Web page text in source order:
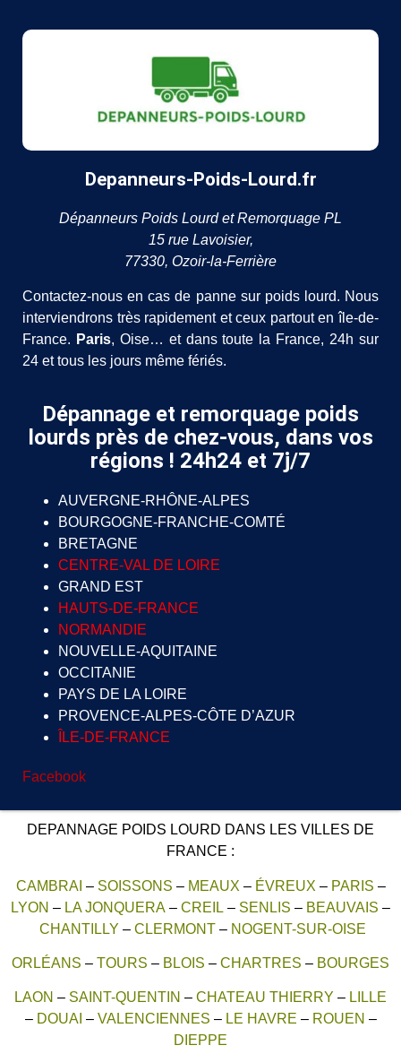
Depanneurs-Poids-Lourd.fr
Dépanneurs Poids Lourd et Remorquage PL
15 rue Lavoisier,
77330, Ozoir-la-Ferrière
Contactez-nous en cas de panne sur poids lourd. Nous
interviendrons très rapidement et ceux partout en île-de-
France. Paris, Oise… et dans toute la France, 24h sur
24 et tous les jours même fériés.
Dépannage et remorquage poids
lourds près de chez-vous, dans vos
régions ! 24h24 et 7j/7
AUVERGNE-RHÔNE-ALPES
BOURGOGNE-FRANCHE-COMTÉ
BRETAGNE
CENTRE-VAL DE LOIRE
GRAND EST
HAUTS-DE-FRANCE
NORMANDIE
NOUVELLE-AQUITAINE
OCCITANIE
PAYS DE LA LOIRE
PROVENCE-ALPES-CÔTE D’AZUR
ÎLE-DE-FRANCE
Facebook
DEPANNAGE POIDS LOURD DANS LES VILLES DE
FRANCE :
CAMBRAI – SOISSONS – MEAUX – ÉVREUX – PARIS –
LYON – LA JONQUERA – CREIL – SENLIS – BEAUVAIS –
CHANTILLY – CLERMONT– NOGENT-SUR-OISE
ORLÉANS – TOURS – BLOIS – CHARTRES – BOURGES
LAON – SAINT-QUENTIN – CHATEAU THIERRY – LILLE
– DOUAI – VALENCIENNES – LE HAVRE – ROUEN –
DIEPPE